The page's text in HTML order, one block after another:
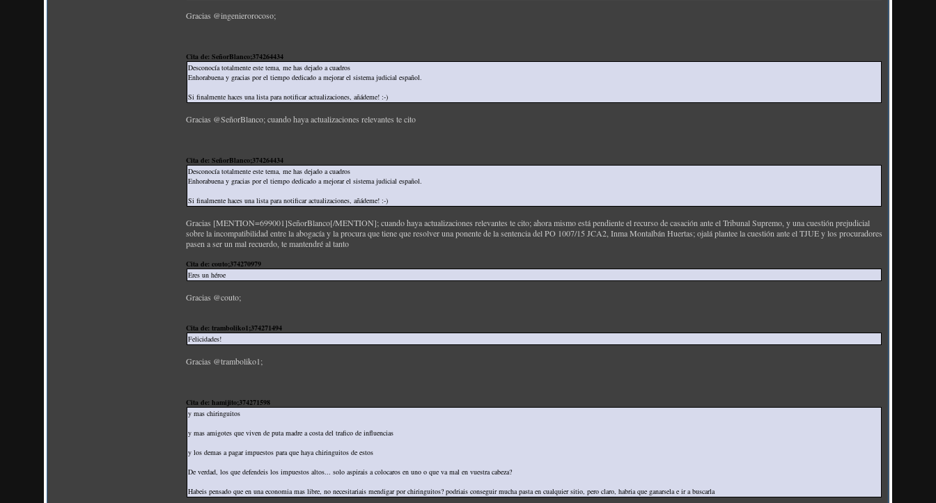
Gracias @ingenierorocoso;
Cita de: SeñorBlanco;374264434
Desconocía totalmente este tema, me has dejado a cuadros
Enhorabuena y gracias por el tiempo dedicado a mejorar el sistema judicial español.
Si finalmente haces una lista para notificar actualizaciones, añádeme! :-)
Gracias @SeñorBlanco; cuando haya actualizaciones relevantes te cito
Cita de: SeñorBlanco;374264434
Desconocía totalmente este tema, me has dejado a cuadros
Enhorabuena y gracias por el tiempo dedicado a mejorar el sistema judicial español.
Si finalmente haces una lista para notificar actualizaciones, añádeme! :-)
Gracias [MENTION=699001]SeñorBlanco[/MENTION]; cuando haya actualizaciones relevantes te cito; ahora mismo está pendiente el recurso de casación ante el Tribunal Supremo, y una cuestión prejudicial
sobre la incompatibilidad entre la abogacía y la procura que tiene que resolver una ponente de la sentencia del PO 1007/15 JCA2, Inma Montalbán Huertas; ojalá plantee la cuestión ante el TJUE y los procuradores
pasen a ser un mal recuerdo, te mantendré al tanto
Cita de: couto;374270979
Eres un héroe
Gracias @couto;
Cita de: tramboliko1;374271494
Felicidades!
Gracias @tramboliko1;
Cita de: hamijito;374271598
y mas chiringuitos
y mas amigotes que viven de puta madre a costa del trafico de influencias
y los demas a pagar impuestos para que haya chiringuitos de estos
De verdad, los que defendeis los impuestos altos... solo aspirais a colocaros en uno o que va mal en vuestra cabeza?
Habeis pensado que en una economia mas libre, no necesitariais mendigar por chiringuitos? podriais conseguir mucha pasta en cualquier sitio, pero claro, habria que ganarsela e ir a buscarla